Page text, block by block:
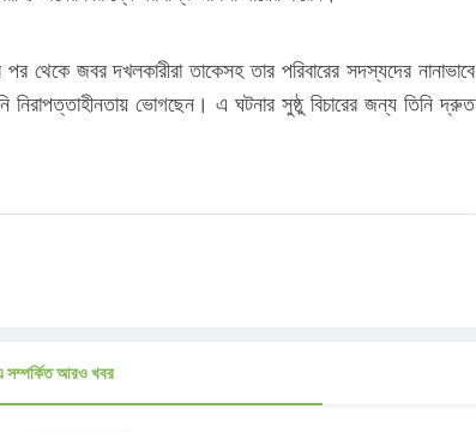
থেকে জবর দখলকারীরা তাকেসহ তার পরিবারের সদস্যদের নানাভাবে
নিরাপত্তাহীনতায় ভোগছেন। এ ঘটনার সুষ্ঠু বিচারের জন্য তিনি দ্রুত
সম্পর্কিত আরও খবর